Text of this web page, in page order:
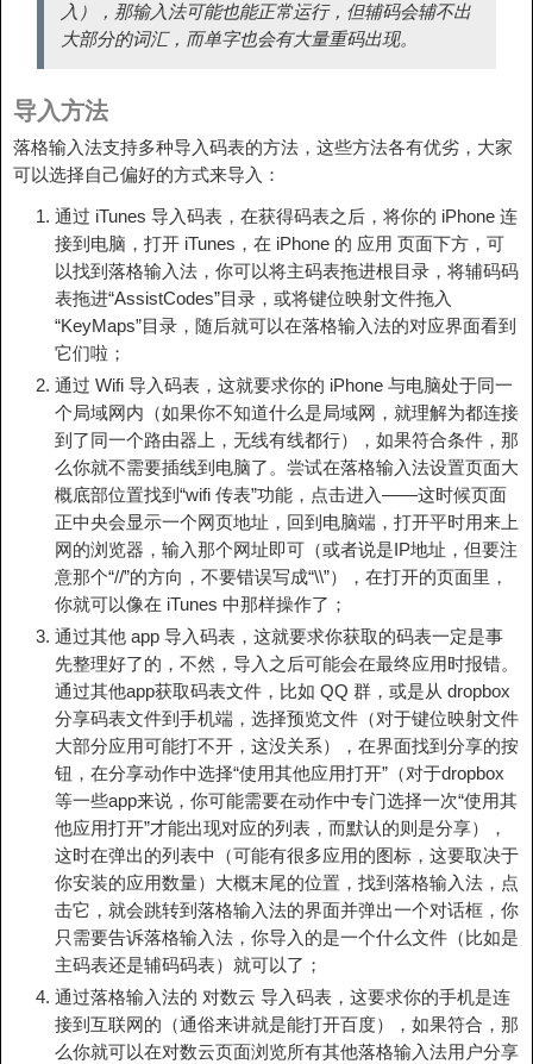
入），那输入法可能也能正常运行，但辅码会辅不出
大部分的词汇，而单字也会有大量重码出现。
导入方法
落格输入法支持多种导入码表的方法，这些方法各有优劣，大家
可以选择自己偏好的方式来导入：
通过 iTunes 导入码表，在获得码表之后，将你的 iPhone 连
接到电脑，打开 iTunes，在 iPhone 的 应用 页面下方，可
以找到落格输入法，你可以将主码表拖进根目录，将辅码码
表拖进“AssistCodes”目录，或将键位映射文件拖入
“KeyMaps”目录，随后就可以在落格输入法的对应界面看到
它们啦；
通过 Wifi 导入码表，这就要求你的 iPhone 与电脑处于同一
个局域网内（如果你不知道什么是局域网，就理解为都连接
到了同一个路由器上，无线有线都行），如果符合条件，那
么你就不需要插线到电脑了。尝试在落格输入法设置页面大
概底部位置找到“wifi 传表”功能，点击进入——这时候页面
正中央会显示一个网页地址，回到电脑端，打开平时用来上
网的浏览器，输入那个网址即可（或者说是IP地址，但要注
意那个“//”的方向，不要错误写成“\\”），在打开的页面里，
你就可以像在 iTunes 中那样操作了；
通过其他 app 导入码表，这就要求你获取的码表一定是事
先整理好了的，不然，导入之后可能会在最终应用时报错。
通过其他app获取码表文件，比如 QQ 群，或是从 dropbox
分享码表文件到手机端，选择预览文件（对于键位映射文件
大部分应用可能打不开，这没关系），在界面找到分享的按
钮，在分享动作中选择“使用其他应用打开”（对于dropbox
等一些app来说，你可能需要在动作中专门选择一次“使用其
他应用打开”才能出现对应的列表，而默认的则是分享），
这时在弹出的列表中（可能有很多应用的图标，这要取决于
你安装的应用数量）大概末尾的位置，找到落格输入法，点
击它，就会跳转到落格输入法的界面并弹出一个对话框，你
只需要告诉落格输入法，你导入的是一个什么文件（比如是
主码表还是辅码码表）就可以了；
通过落格输入法的 对数云 导入码表，这要求你的手机是连
接到互联网的（通俗来讲就是能打开百度），如果符合，那
么你就可以在对数云页面浏览所有其他落格输入法用户分享